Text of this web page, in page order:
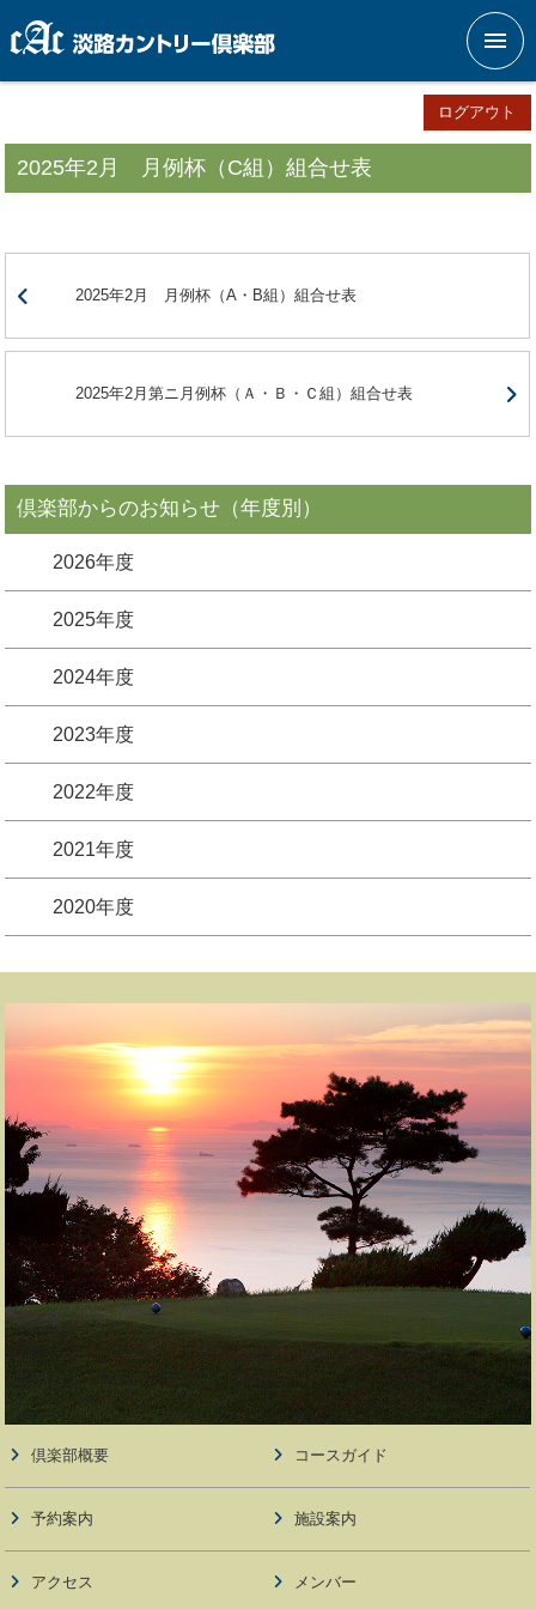
メニ
ログアウト
2025年2月 月例杯（C組）組合せ表
2025年2月 月例杯（A・B組）組合せ表
2025年2月第ニ月例杯（Ａ・Ｂ・Ｃ組）組合せ表
倶楽部からのお知らせ（年度別）
2026年度
2025年度
2024年度
2023年度
2022年度
2021年度
2020年度
倶楽部概要 コースガイド
予約案内 施設案内
アクセス メンバー